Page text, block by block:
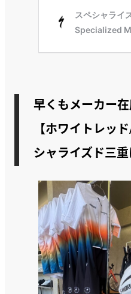
早くもメーカー
【ホワイトレッ
シャライズド三重